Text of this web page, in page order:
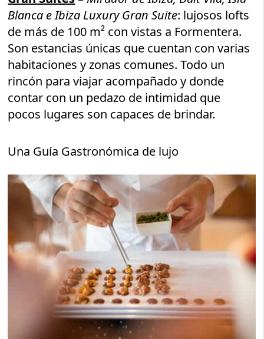
Blanca e Ibiza Luxury Gran Suite: lujosos lofts
de más de 100 m² con vistas a Formentera.
Son estancias únicas que cuentan con varias
habitaciones y zonas comunes. Todo un
rincón para viajar acompañado y donde
contar con un pedazo de intimidad que
pocos lugares son capaces de brindar.
Una Guía Gastronómica de lujo